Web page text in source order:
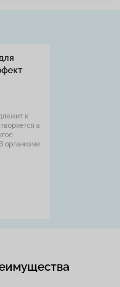
к
в
организме